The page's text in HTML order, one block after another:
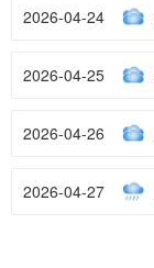
2026-04-24
2026-04-25
2026-04-26
2026-04-27